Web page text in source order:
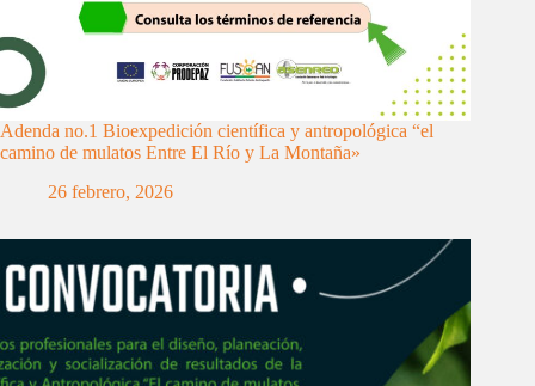
Adenda no.1 Bioexpedición científica y antropológica “el
camino de mulatos Entre El Río y La Montaña»
26 febrero, 2026